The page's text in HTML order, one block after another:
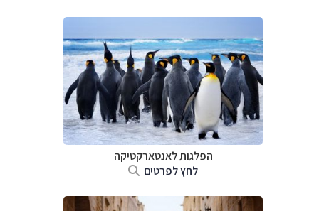
הפלגות לאנטארקטיקה
לחץ לפרטים